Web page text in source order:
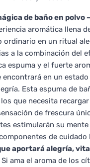
de baño en polvo
aromática llena
ordinario en un ritual
a la combinación del
espuma y el fuerte
en un
Esta espuma de
que necesita
de frescura
estimularán su mente
de cuidado
aportará alegría,
Si ama el aroma de los